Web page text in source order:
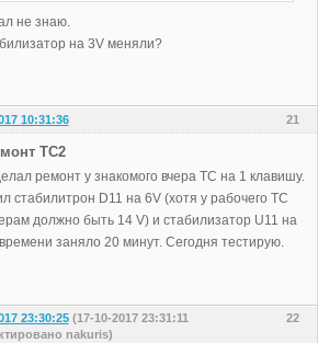
не знаю.
на 3V меняли?
21
10:31:36
TC2
ремонт у знакомого вчера TC на 1 клавишу.
стабилитрон D11 на 6V (хотя у рабочего TC
должно быть 14 V) и стабилизатор U11 на
заняло 20 минут. Сегодня тестирую.
22
23:30:25 (17-10-2017 23:31:11
nakuris)